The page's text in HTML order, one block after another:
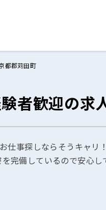
ームにもどる
気に入りリスト
問い合わせ
都郡苅田町
者歓迎の求
仕事探しならそうキャリ
完備しているので安心